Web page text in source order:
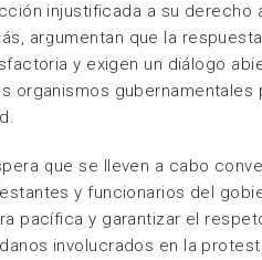
injustificada a su derecho
argumentan que la
y exigen un diálogo
organismos
que se lleven a cabo
y funcionarios del
pacífica y garantizar el
involucrados en la